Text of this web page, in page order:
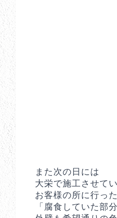
また次の日には
大栄で施工させて
お客様の所に行っ
「腐食していた部